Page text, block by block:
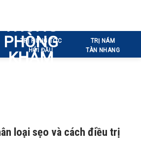
TRỊ RỤNG TÓC
HÓI ĐẦU
TRỊ NÁM
TÀN NHANG
loại sẹo và cách điều trị